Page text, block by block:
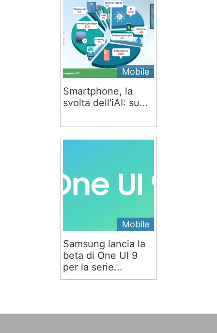
Mobile
Smartphone, la
svolta dell'iAI: su...
Mobile
Samsung lancia la
beta di One UI 9
per la serie...